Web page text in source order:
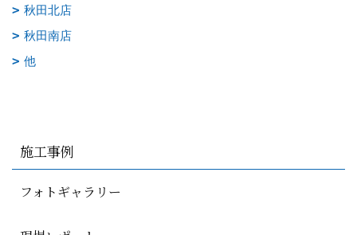
秋田北店
秋田南店
他
施工事例
フォトギャラリー